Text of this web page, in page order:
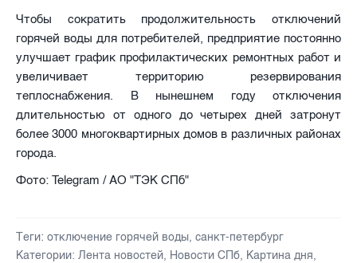
Чтобы сократить продолжительность отключений
горячей воды для потребителей, предприятие постоянно
улучшает график профилактических ремонтных работ и
увеличивает территорию резервирования
теплоснабжения. В нынешнем году отключения
длительностью от одного до четырех дней затронут
более 3000 многоквартирных домов в различных районах
города.
Фото: Telegram / АО "ТЭК СПб"
Теги: отключение горячей воды, санкт-петербург
Категории: Лента новостей, Новости СПб, Картина дня,